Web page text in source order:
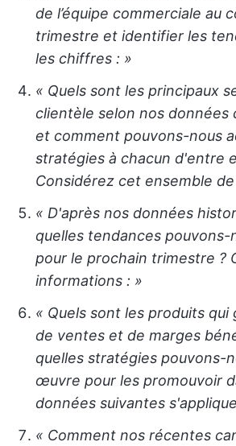
de l’équipe commerciale au
trimestre et identifier les
les chiffres : »
« Quels sont les principaux
clientèle selon nos données
et comment pouvons-nous
stratégies à chacun d'entre
Considérez cet ensemble
« D'après nos données
quelles tendances pouvons-
pour le prochain trimestre ?
informations : »
« Quels sont les produits
de ventes et de marges
quelles stratégies pouvons-
œuvre pour les promouvoir
données suivantes
« Comment nos récentes